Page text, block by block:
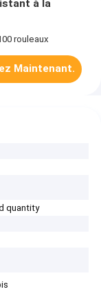
à la
rouleaux
Maintenant.
quantity